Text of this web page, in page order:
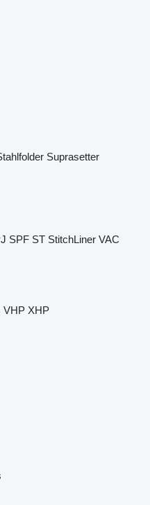
Suprasetter
SPF ST StitchLiner VAC
VHP XHP